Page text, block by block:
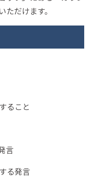
だけます。
ること
言
る発言